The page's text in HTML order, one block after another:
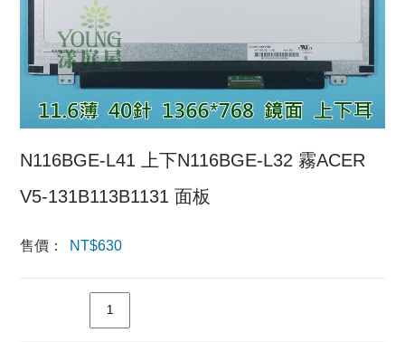
N116BGE-L41 上下N116BGE-L32 霧ACER
V5-131B113B1131 面板
售價： NT$630